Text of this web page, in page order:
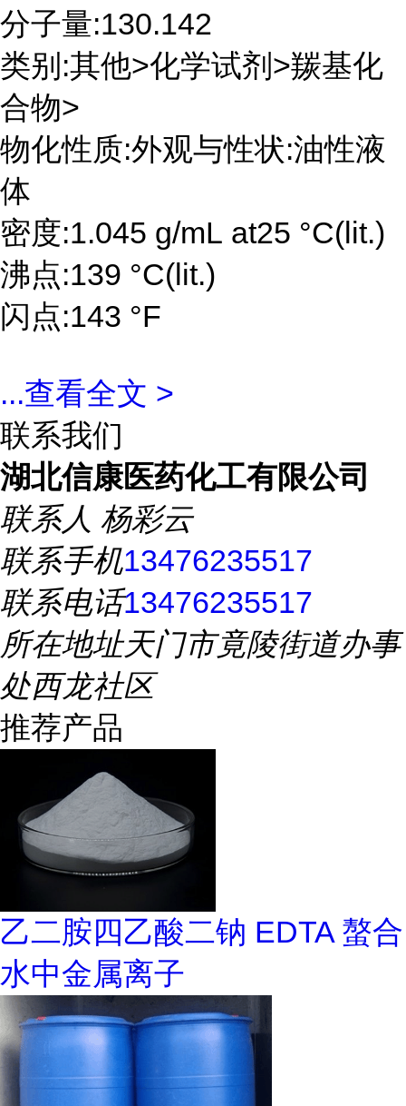
分子量:130.142
类别:其他>化学试剂>羰基化
合物>
物化性质:外观与性状:油性液
体
密度:1.045 g/mL at25 °C(lit.)
沸点:139 °C(lit.)
闪点:143 °F
...查看全文 >
联系我们
湖北信康医药化工有限公司
联系人 杨彩云
联系手机13476235517
联系电话13476235517
所在地址天门市竟陵街道办事
处西龙社区
推荐产品
乙二胺四乙酸二钠 EDTA 螯合
水中金属离子